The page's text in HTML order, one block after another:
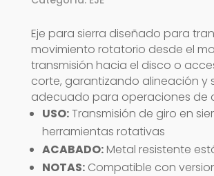
Eje para sierra diseñado para
movimiento rotatorio desde el
transmisión hacia el disco o
corte, garantizando alineación y
adecuado para operaciones de
USO:Transmisión de giro en
herramientas rotativas
ACABADO:Metal resistente
NOTAS:Compatible con